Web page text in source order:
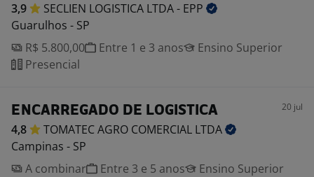
3,9 SECLIEN LOGISTICA LTDA - EPP
Guarulhos - SP
R$ 5.800,00
Entre 1 e 3 anos
Ensino Superior
Presencial
ENCARREGADO DE LOGISTICA 20 jul
4,8 TOMATEC AGRO COMERCIAL LTDA
Campinas - SP
A combinar
Entre 3 e 5 anos
Ensino Superior